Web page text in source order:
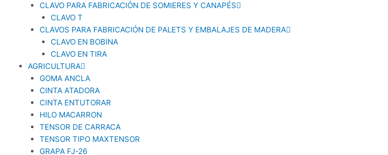
CLAVO PARA FABRICACIÓN DE SOMIERES Y CANAPÉS
CLAVO T
CLAVOS PARA FABRICACIÓN DE PALETS Y EMBALAJES DE MADERA
CLAVO EN BOBINA
CLAVO EN TIRA
AGRICULTURA
GOMA ANCLA
CINTA ATADORA
CINTA ENTUTORAR
HILO MACARRON
TENSOR DE CARRACA
TENSOR TIPO MAXTENSOR
GRAPA FJ-26